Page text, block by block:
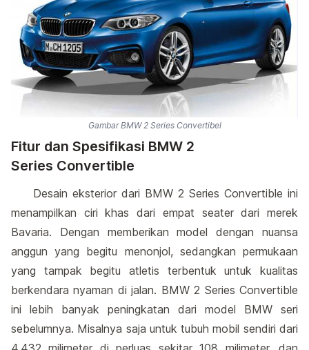
Gambar BMW 2 Series Convertibel
Fitur dan Spesifikasi BMW 2
Series Convertible
Desain eksterior dari BMW 2 Series Convertible ini
menampilkan ciri khas dari empat seater dari merek
Bavaria. Dengan memberikan model dengan nuansa
anggun yang begitu menonjol, sedangkan permukaan
yang tampak begitu atletis terbentuk untuk kualitas
berkendara nyaman di jalan. BMW 2 Series Convertible
ini lebih banyak peningkatan dari model BMW seri
sebelumnya. Misalnya saja untuk tubuh mobil sendiri dari